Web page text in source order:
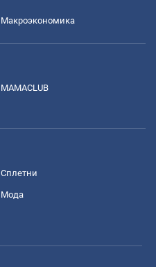
Mакроэкономика
MAMACLUB
Сплетни
Мода